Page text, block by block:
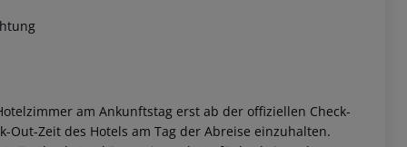
am Ankunftstag erst ab der offiziellen Check-
Out-Zeit des Hotels am Tag der Abreise einzuhalten.